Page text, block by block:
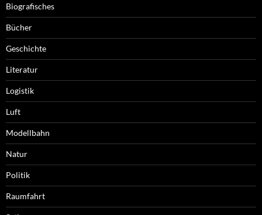
Biografisches
Bücher
Geschichte
Literatur
Logistik
Luft
Modellbahn
Natur
Politik
Raumfahrt